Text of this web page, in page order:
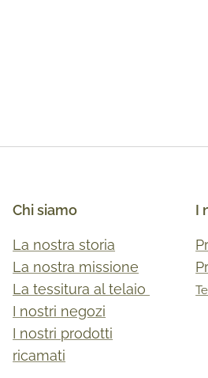
Chi siamo
La nostra storia
La nostra missione
La tessitura al telaio
I nostri negozi
I nostri prodotti
ricamati
I